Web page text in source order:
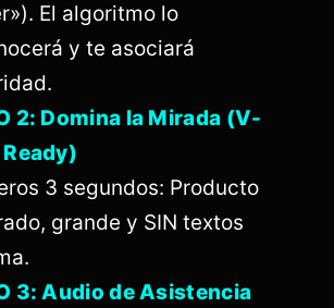
El algoritmo lo
y te asociará
2: Domina la Mirada (V-
3 segundos: Producto
grande y SIN textos
3: Audio de Asistencia